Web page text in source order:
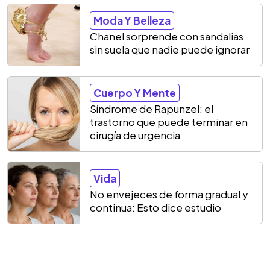
Moda Y Belleza
Chanel sorprende con sandalias
sin suela que nadie puede ignorar
Cuerpo Y Mente
Síndrome de Rapunzel: el
trastorno que puede terminar en
cirugía de urgencia
Vida
No envejeces de forma gradual y
continua: Esto dice estudio